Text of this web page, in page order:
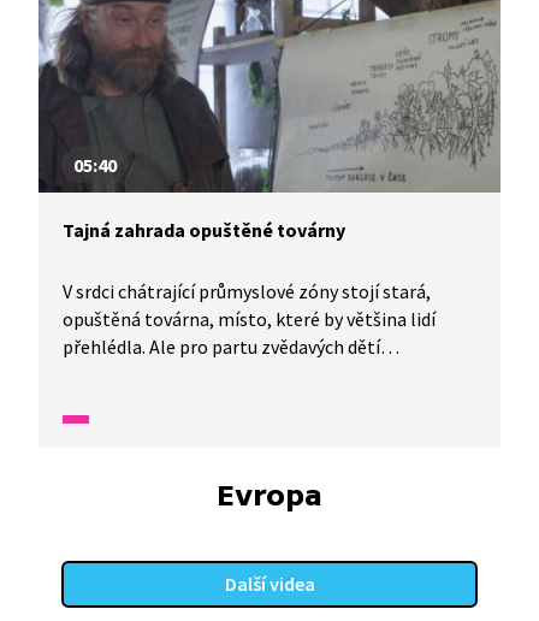
05:40
Tajná zahrada opuštěné továrny
V srdci chátrající průmyslové zóny stojí stará,
opuštěná továrna, místo, které by většina lidí
přehlédla. Ale pro partu zvědavých dětí
osamělého badatele, který zde tajně provádí
příroda rychle vrací, když lidé odejdou. Děti
s úžasem sledují, jak pukliny v betonu plní odolné
asfaltu klíčí mladé stromky. Připojte se k nám
a sledujte, jak se místo proměňuje ve fascinující
Evropa
Další videa